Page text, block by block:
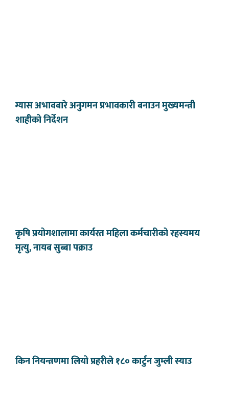
ग्यास अभावबारे अनुगमन प्रभावकारी बनाउन मुख्यमन्त्री
शाहीको निर्देशन
कृषि प्रयोगशालामा कार्यरत महिला कर्मचारीको रहस्यमय
मृत्यु, नायब सुब्बा पक्राउ
किन नियन्त्रणमा लियो प्रहरीले १८० कार्टुन जुम्ली स्याउ